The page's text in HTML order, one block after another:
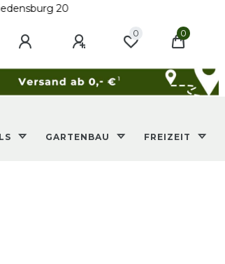
0 0
GARTENBAU FREIZEIT